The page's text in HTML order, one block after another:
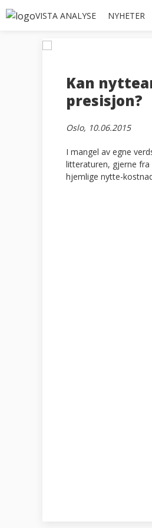
VISTA ANALYSE NYHETER
Kan
presisjon?
Oslo, 10.06.2015
I mangel av egne
litteraturen, gjerne
hjemlige nytte-